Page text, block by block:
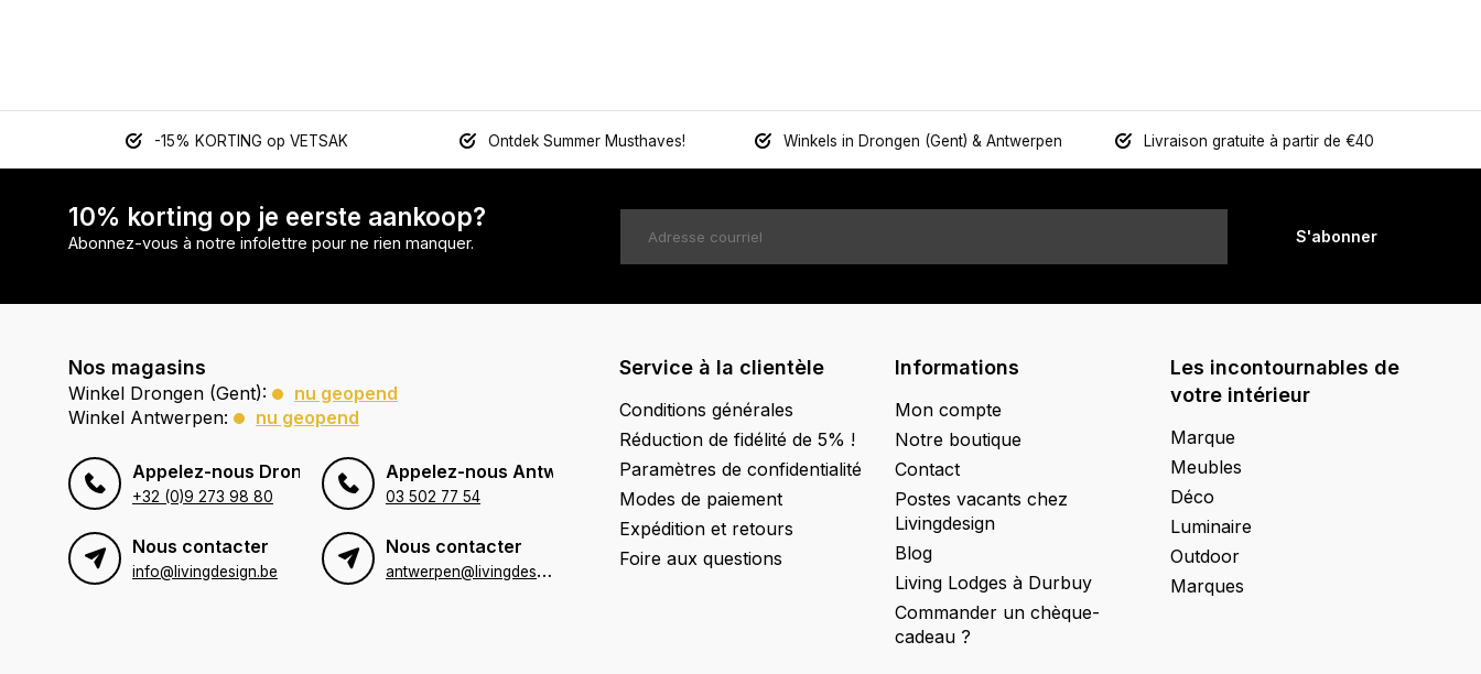
-15% KORTING op VETSAK Ontdek Summer Musthaves! Winkels in Drongen (Gent) & Antwerpen Livraison gratuite à partir de €40
10% korting op je eerste aankoop?
Abonnez-vous à notre infolettre pour ne rien manquer. S'abonner
Nos magasins
Winkel Drongen (Gent):
nu geopend
Winkel Antwerpen:
nu geopend
Appelez-nous Drongen (Gent)
+32 (0)9 273 98 80
Appelez-nous Antwerpen
03 502 77 54
Nous contacter
info@livingdesign.be
Nous contacter
a
ntwerpen@livingdesign.be
Service à la clientèle
Conditions générales
Réduction de fidélité de 5% !
Paramètres de confidentialité
Modes de paiement
Expédition et retours
Foire aux questions
Informations
Mon compte
Notre boutique
Contact
Postes vacants chez
Livingdesign
Blog
Living Lodges à Durbuy
Commander un chèque-
cadeau ?
Les incontournables de
votre intérieur
Marque
Meubles
Déco
Luminaire
Outdoor
Marques